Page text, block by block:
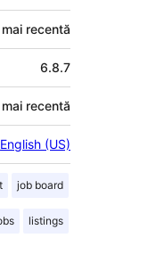
recentă
6.8.7
recentă
English (US)
job board
listings